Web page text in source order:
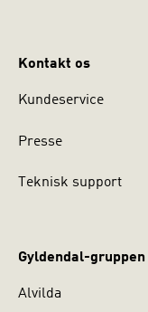
Kontakt os
Kundeservice
Presse
Teknisk support
Gyldendal-gruppen
Alvilda